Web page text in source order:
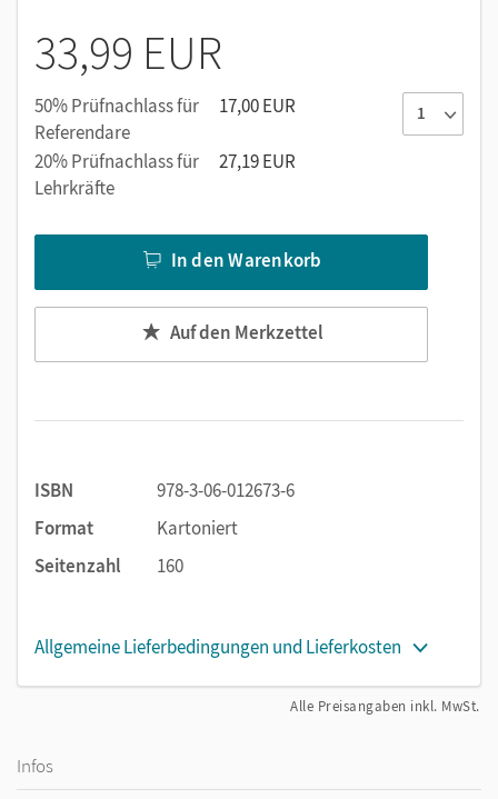
Schülern allein oder in der Gruppe durchführen.
Im Überblick
die wichtigsten Aussagen, übersichtlich und
verständlich zusammengefasst.
Teste dich!:Mit diesen Aufgaben können die Schüler/-
innen ihren Lernstand selbstständig überprüfen
33,99 EUR
50% Prüfnachlass für
Referendare
17,00 EUR
20% Prüfnachlass für
Lehrkräfte
27,19 EUR
In den Warenkorb
Auf den Merkzettel
ISBN
978-3-06-012673-6
Format
Kartoniert
Seitenzahl
160
Allgemeine Lieferbedingungen und Lieferkosten
Alle Preisangaben inkl. MwSt.
Infos